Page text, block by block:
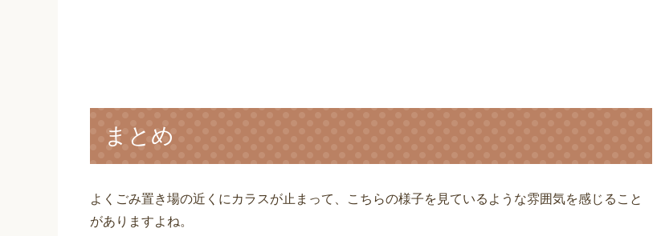
まとめ
よくごみ置き場の近くにカラスが止まって、こちらの様子を見ているような雰囲気を感じること
がありますよね。